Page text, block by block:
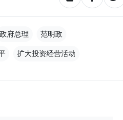
政府总理 范明政
扩大投资经营活动